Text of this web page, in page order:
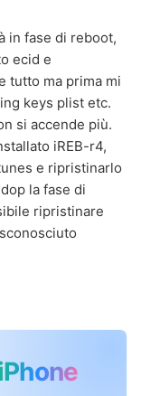
in fase di reboot,
ecid e
tutto ma prima mi
keys plist etc.
si accende più.
iREB-r4,
e ripristinarlo
la fase di
ripristinare